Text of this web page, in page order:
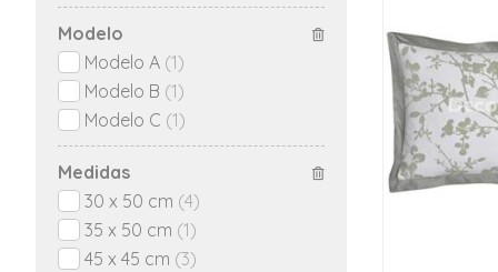
Modelo
Modelo A (1)
Modelo B (1)
Modelo C (1)
Medidas
30 x 50 cm (4)
35 x 50 cm (1)
45 x 45 cm (3)